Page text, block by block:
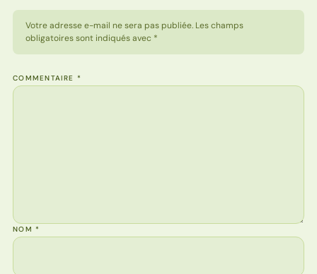
Votre adresse e-mail ne sera pas publiée. Les champs
obligatoires sont indiqués avec *
COMMENTAIRE *
NOM*